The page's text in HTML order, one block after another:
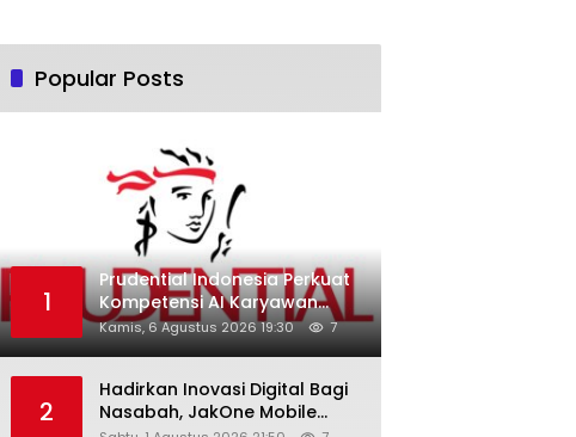
Popular Posts
1
Prudential Indonesia Perkuat
Kompetensi AI Karyawan
Lewat AI Week
Kamis, 6 Agustus 2026 19:30 7
2
Hadirkan Inovasi Digital Bagi
Nasabah, JakOne Mobile